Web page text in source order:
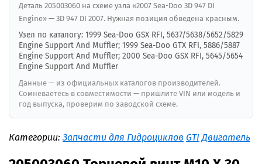
Деталь 205003060 на схеме узла «2007 Sea-Doo 3D 947 DI
Engine» — 3D 947 DI 2007. Нужная позиция обведена красным.
Узел по каталогу: 1999 Sea-Doo GSX RFI, 5637/5638/5652/5829
Engine Support And Muffler; 1999 Sea-Doo GTX RFI, 5886/5887
Engine Support And Muffler; 2000 Sea-Doo GSX RFI, 5645/5654
Engine Support And Muffler
Данные — из официальных каталогов производителей.
Сомневаетесь в совместимости — пришлите VIN или модель и
год выпуска, проверим по заводской схеме.
Категории: Запчасти для Гидроциклов GTI Двигатель